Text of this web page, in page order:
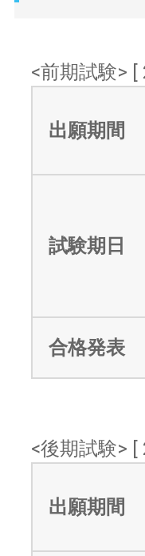
<前期試験> [
出願期間
試験期日
合格発表
<後期試験> [
出願期間